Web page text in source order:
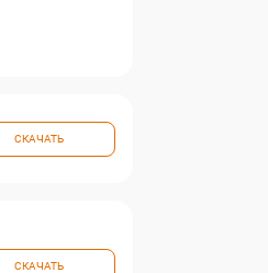
СКАЧАТЬ
СКАЧАТЬ